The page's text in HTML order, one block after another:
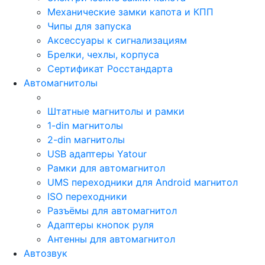
Механические замки капота и КПП
Чипы для запуска
Аксессуары к сигнализациям
Брелки, чехлы, корпуса
Сертификат Росстандарта
Автомагнитолы
Штатные магнитолы и рамки
1-din магнитолы
2-din магнитолы
USB адаптеры Yatour
Рамки для автомагнитол
UMS переходники для Android магнитол
ISO переходники
Разъёмы для автомагнитол
Адаптеры кнопок руля
Антенны для автомагнитол
Автозвук